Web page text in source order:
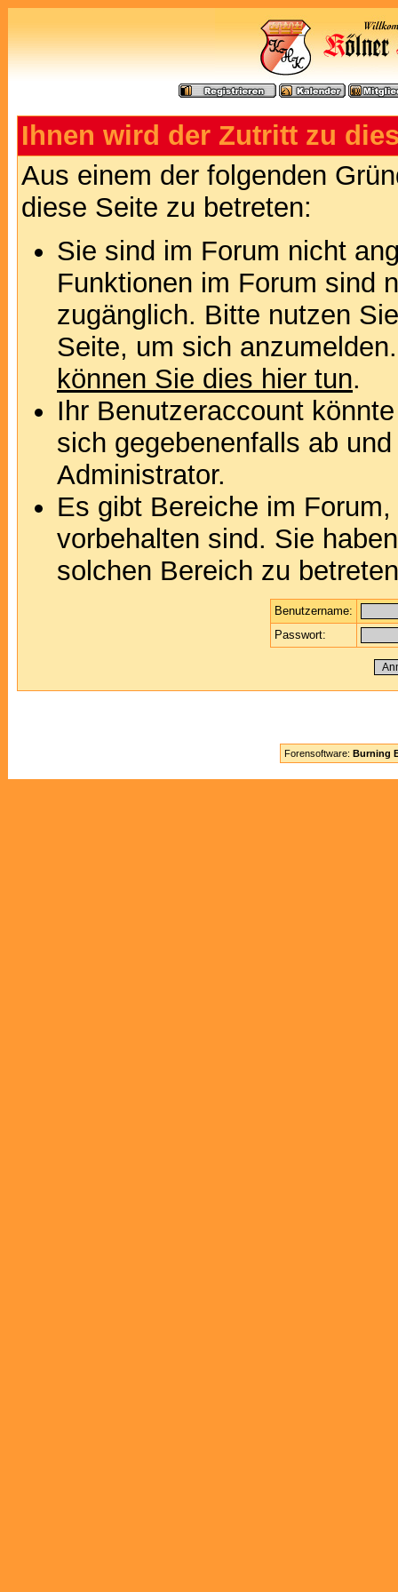
Ihnen wird der Zutritt zu
Aus einem der folgenden
diese Seite zu betreten:
Sie sind im Forum nicht
Funktionen im Forum sind
zugänglich. Bitte nutzen
Seite, um sich
können Sie dies hier tun.
Ihr Benutzeraccount
sich gegebenenfalls ab
Administrator.
Es gibt Bereiche im
vorbehalten sind. Sie
solchen Bereich zu
Benutzername:
Passwort:
Forensoftware: Burning